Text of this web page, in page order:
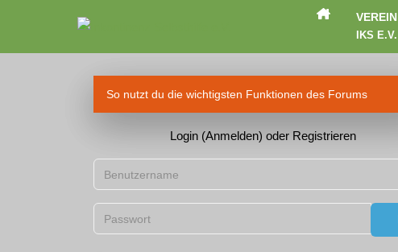
VEREIN
IKS E.V.
So nutzt du die wichtigsten Funktionen des Forums
Login (Anmelden) oder Registrieren
Benutzername
Passwort